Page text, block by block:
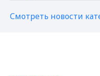
Смотреть новости